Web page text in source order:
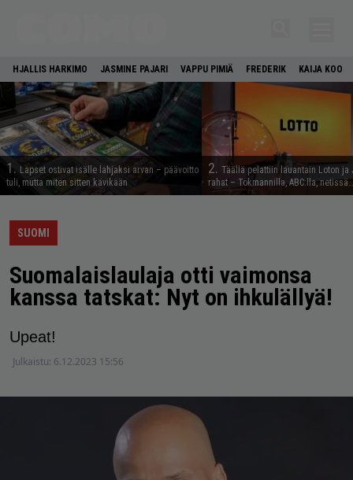
HJALLIS HARKIMO JASMINE PAJARI VAPPU PIMIÄ FREDERIK KAIJA KOO
1. Lapset ostivat isälle lahjaksi arvan – päävoitto
tuli, mutta miten sitten kävikään
2. Täällä pelattiin lauantain Loton ja
rahat – Tokmannilla, ABC:lla, netissä…
SUOMI
Suomalaislaulaja otti vaimonsa
kanssa tatskat: Nyt on ihkulällyä!
Upeat!
Julkaistu: 6.12.2023 15:56